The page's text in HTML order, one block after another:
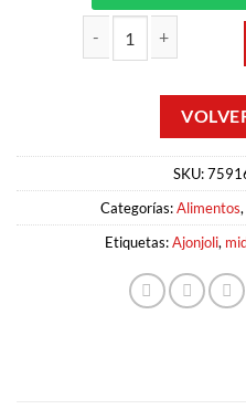
AJONJOLÍ 500GR MIDUCHY
SKU:
Categorías:Alimentos,
Etiquetas:Ajonjoli,